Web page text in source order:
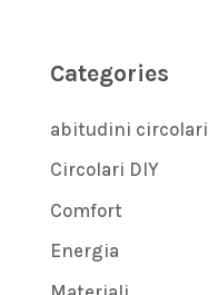
Categories
abitudini circolari
Circolari DIY
Comfort
Energia